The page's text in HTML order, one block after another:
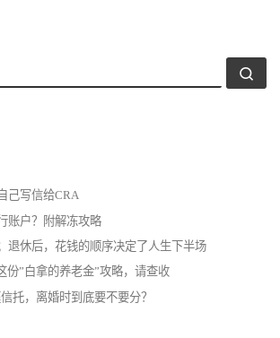
己写信给CRA
账户？附解冻攻略
退休后，花钱的顺序决定了人生下半场
份”白拿的养老金”攻略，请查收
托，离婚时到底要不要分？